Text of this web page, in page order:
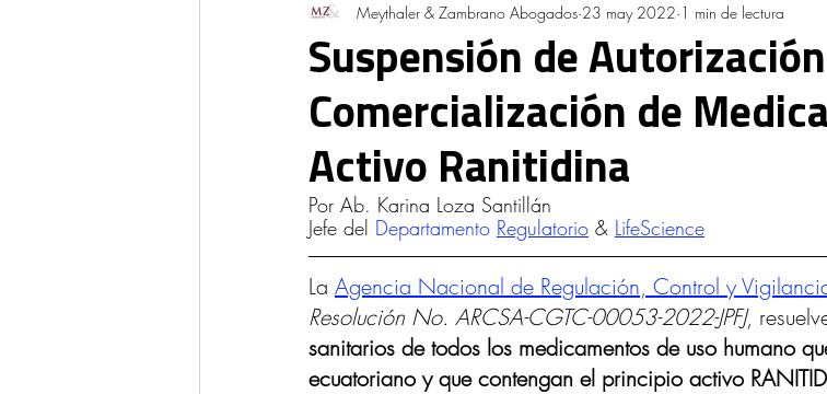
Impuestos y Aduanas Laboral Protección de Datos Personales
Regulación y Sector Público Familia y Movilidad Logros y Precedentes
Ponencias y Análisis Propiedad Intelectual y Mercado
Suspensión de
Comercialización de
Activo Ranitidina
Meythaler & Zambrano Abogados 23 may 2022 1 min de lectura
Por Ab. Karina Loza Santillán
Jefe del Departamento Regulatorio & LifeScience
La Agencia Nacional de Regulación, Control y
Resolución No. ARCSA-CGTC-00053-2022-JPFJ,
sanitarios de todos los medicamentos de uso humano
ecuatoriano y que contengan el principio activo